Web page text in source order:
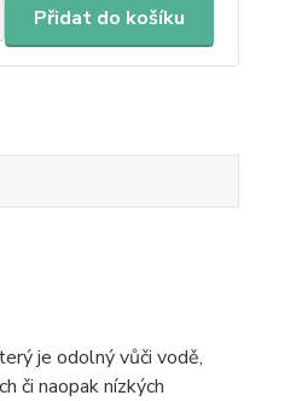
Přidat do košíku
je odolný vůči vodě,
či naopak nízkých